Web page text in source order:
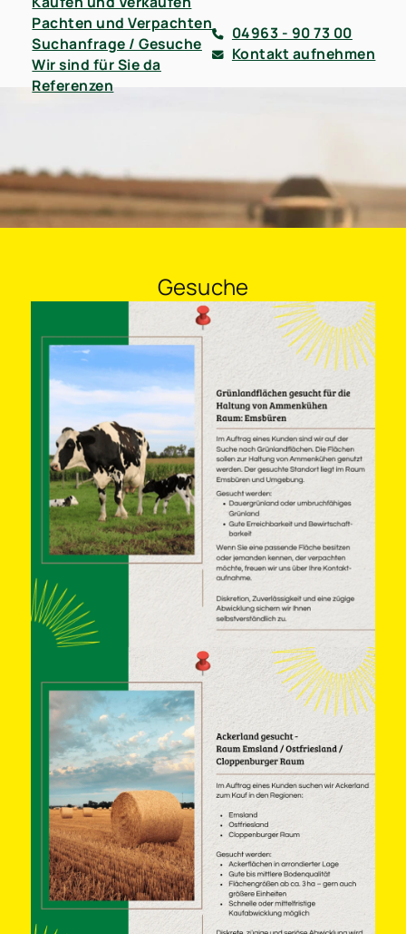
Pachten und Verpachten
Suchanfrage / Gesuche
Wir sind für Sie da
Referenzen
04963 - 90 73 00
Kontakt aufnehmen
Gesuche